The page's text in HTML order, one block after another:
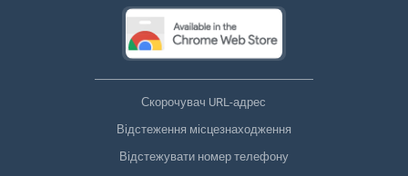
Скорочувач URL-адрес
Відстеження місцезнаходження
Відстежувати номер телефону